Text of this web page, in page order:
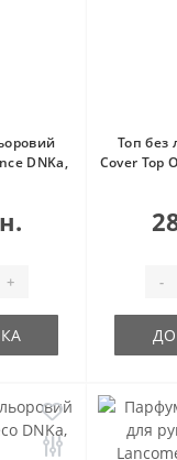
DNKa,
+
Топ без
Cover Top
-